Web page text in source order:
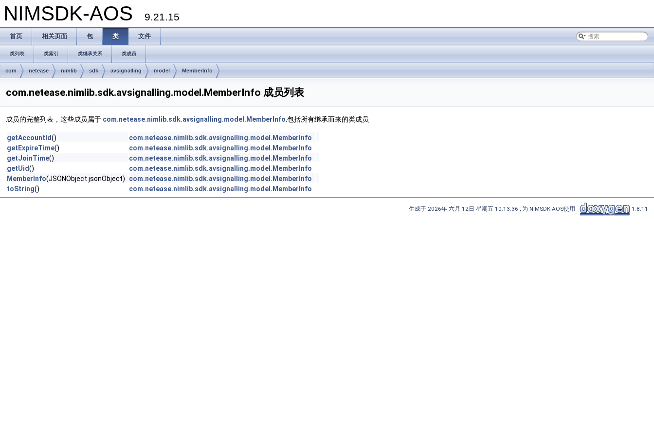
NIMSDK-AOS 9.21.15
首页 相关页面 包 类 文件
类列表 类索引 类继承关系 类成员
com netease nimlib sdk avsignalling model MemberInfo
com.netease.nimlib.sdk.avsignalling.model.MemberInfo 成员列表
成员的完整列表，这些成员属于 com.netease.nimlib.sdk.avsignalling.model.MemberInfo,包括所有继承而来的类成员
getAccountId()
com.netease.nimlib.sdk.avsignalling.model.MemberInfo
getExpireTime()
com.netease.nimlib.sdk.avsignalling.model.MemberInfo
getJoinTime()
com.netease.nimlib.sdk.avsignalling.model.MemberInfo
getUid()
com.netease.nimlib.sdk.avsignalling.model.MemberInfo
MemberInfo(JSONObject jsonObject)
com.netease.nimlib.sdk.avsignalling.model.MemberInfo
toString() com.netease.nimlib.sdk.avsignalling.model.MemberInfo
生成于 2026年 六月 12日 星期五 10:13:36 , 为 NIMSDK-AOS使用 1.8.11